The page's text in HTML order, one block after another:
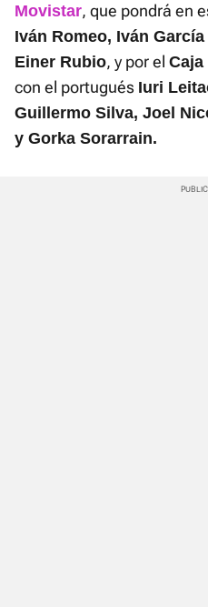
Movistar, que pondrá en
Iván Romeo, Iván
Einer Rubio, y por el Caja
con el portugués Iuri
Guillermo Silva, Joel
y Gorka Sorarrain.